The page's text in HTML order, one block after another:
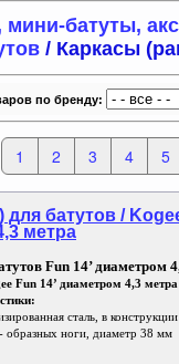
батуты,
/ Каркасы
по бренду:
1 2 3 4 5
батутов /
метра
Fun 14’ диаметром
Fun 14’ диаметром 4,3 метра
сталь, в
образных ноги, диаметр 38 мм